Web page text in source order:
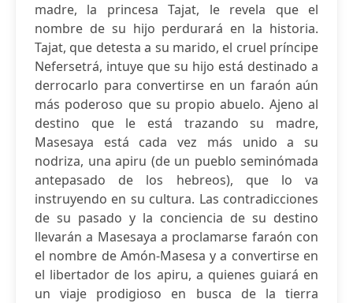
madre, la princesa Tajat, le revela que el
nombre de su hijo perdurará en la historia.
Tajat, que detesta a su marido, el cruel príncipe
Nefersetrá, intuye que su hijo está destinado a
derrocarlo para convertirse en un faraón aún
más poderoso que su propio abuelo. Ajeno al
destino que le está trazando su madre,
Masesaya está cada vez más unido a su
nodriza, una apiru (de un pueblo seminómada
antepasado de los hebreos), que lo va
instruyendo en su cultura. Las contradicciones
de su pasado y la conciencia de su destino
llevarán a Masesaya a proclamarse faraón con
el nombre de Amón-Masesa y a convertirse en
el libertador de los apiru, a quienes guiará en
un viaje prodigioso en busca de la tierra